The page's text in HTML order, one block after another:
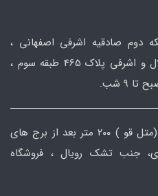
دوم صادقیه اشرفی اصفهانی ،
ابتدای جلال آل احمد ، نبش جلال و اشرفی پلاک 465 طبقه سوم ،
شعبه دوم : مازندران ، سلمانشهر (متل قو ) ۲۰۰ متر بعد از برج های
جنب تشک رویال ، فروشگاه